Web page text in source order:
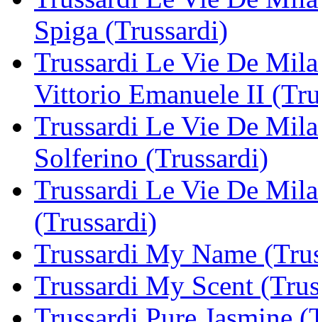
Spiga (Trussardi)
Trussardi Le Vie De
Vittorio Emanuele II
Trussardi Le Vie De
Solferino (Trussardi)
Trussardi Le Vie De
(Trussardi)
Trussardi My Name
Trussardi My Scent